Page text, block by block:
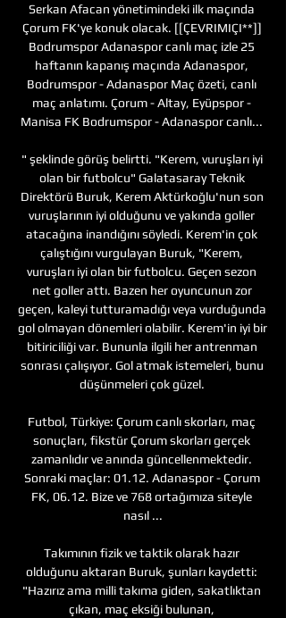
Serkan Afacan yönetimindeki ilk maçında
Çorum FK'ye konuk olacak. [[ÇEVRIMIÇI**]]
Bodrumspor Adanaspor canlı maç izle 25
haftanın kapanış maçında Adanaspor,
Bodrumspor - Adanaspor Maç özeti, canlı
maç anlatımı. Çorum - Altay, Eyüpspor -
Manisa FK Bodrumspor - Adanaspor canlı...
" şeklinde görüş belirtti. "Kerem, vuruşları iyi
olan bir futbolcu" Galatasaray Teknik
Direktörü Buruk, Kerem Aktürkoğlu'nun son
vuruşlarının iyi olduğunu ve yakında goller
atacağına inandığını söyledi. Kerem'in çok
çalıştığını vurgulayan Buruk, "Kerem,
vuruşları iyi olan bir futbolcu. Geçen sezon
net goller attı. Bazen her oyuncunun zor
geçen, kaleyi tutturamadığı veya vurduğunda
gol olmayan dönemleri olabilir. Kerem'in iyi bir
bitiriciliği var. Bununla ilgili her antrenman
sonrası çalışıyor. Gol atmak istemeleri, bunu
düşünmeleri çok güzel.
Futbol, Türkiye: Çorum canlı skorları, maç
sonuçları, fikstür Çorum skorları gerçek
zamanlıdır ve anında güncellenmektedir.
Sonraki maçlar: 01.12. Adanaspor - Çorum
FK, 06.12. Bize ve 768 ortağımıza siteyle
nasıl ...
Takımının fizik ve taktik olarak hazır
olduğunu aktaran Buruk, şunları kaydetti:
"Hazırız ama milli takıma giden, sakatlıktan
çıkan, maç eksiği bulunan,